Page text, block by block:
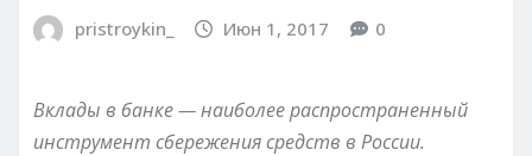
pristroykin_ Июн 1, 2017 0
Вклады в банке — наиболее распространенный
инструмент сбережения средств в России.